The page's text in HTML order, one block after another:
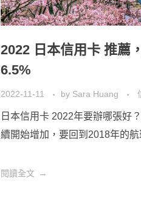
2022 日本信用卡 推薦
6.5%
2022-11-11 by Sara Huang
日本信用卡 2022年要辦哪張好
續開始增加，要回到2018年的航
閱讀全文